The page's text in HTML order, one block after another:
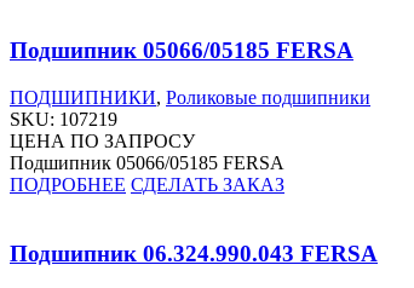
Подшипник 05066/05185 FERSA
ПОДШИПНИКИ, Роликовые подшипники
SKU: 107219
ЦЕНА ПО ЗАПРОСУ
Подшипник 05066/05185 FERSA
ПОДРОБНЕЕ СДЕЛАТЬ ЗАКАЗ
Подшипник 06.324.990.043 FERSA